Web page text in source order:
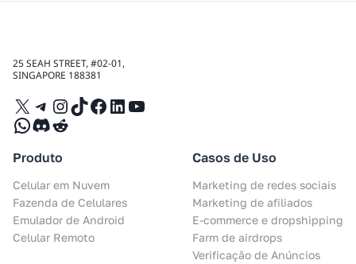
25 SEAH STREET, #02-01,
SINGAPORE 188381
X Telegram
Instagram
TikTok
Facebook
LinkedIn
YouTube
WhatsApp
Discord
Reddit
Produto
Celular em Nuvem
Fazenda de Celulares
Emulador de Android
Celular Remoto
Casos de Uso
Marketing de redes sociais
Marketing de afiliados
E-commerce e dropshipping
Farm de airdrops
Verificação de Anúncios